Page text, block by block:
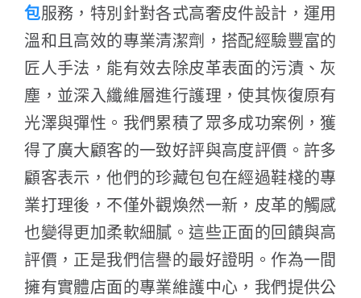
包服務，特別針對各式高奢皮件設計，運用
溫和且高效的專業清潔劑，搭配經驗豐富的
匠人手法，能有效去除皮革表面的污漬、灰
塵，並深入纖維層進行護理，使其恢復原有
光澤與彈性。我們累積了眾多成功案例，獲
得了廣大顧客的一致好評與高度評價。許多
顧客表示，他們的珍藏包包在經過鞋棧的專
業打理後，不僅外觀煥然一新，皮革的觸感
也變得更加柔軟細膩。這些正面的回饋與高
評價，正是我們信譽的最好證明。作為一間
擁有實體店面的專業維護中心，我們提供公